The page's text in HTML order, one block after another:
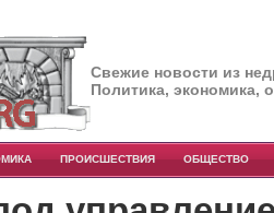
Свежие новости из
Политика, экономика,
ПРОИСШЕСТВИЯ ОБЩЕСТВО